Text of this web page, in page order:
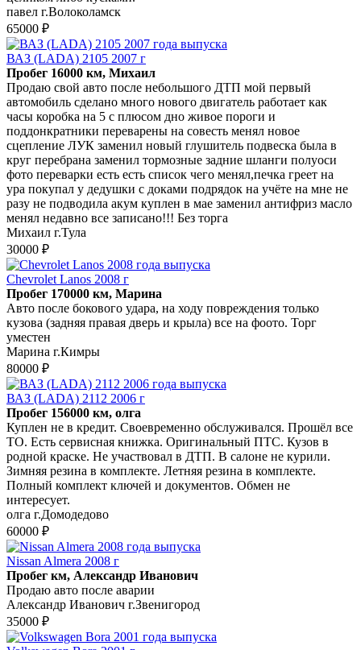
павел г.Волоколамск
65000 ₽
ВАЗ (LADA) 2105 2007 г
Пробег 16000 км, Михаил
Продаю свой авто после небольшого ДТП мой первый
автомобиль сделано много нового двигатель работает как
часы коробка на 5 с плюсом дно живое пороги и
поддонкратники переварены на совесть менял новое
сцепление ЛУК заменил новый глушитель подвеска была в
круг перебрана заменил тормозные задние шланги полуоси
фото переварки есть есть список чего менял,печка греет на
ура покупал у дедушки с доками подрядок на учёте на мне не
разу не подводила акум куплен в мае заменил антифриз масло
менял недавно все записано!!! Без торга
Михаил г.Тула
30000 ₽
Chevrolet Lanos 2008 г
Пробег 170000 км, Марина
Авто после бокового удара, на ходу повреждения только
кузова (задняя правая дверь и крыла) все на фоото. Торг
уместен
Марина г.Кимры
80000 ₽
ВАЗ (LADA) 2112 2006 г
Пробег 156000 км, олга
Куплен не в кредит. Своевременно обслуживался. Прошёл все
ТО. Есть сервисная книжка. Оригинальный ПТС. Кузов в
родной краске. Не участвовал в ДТП. В салоне не курили.
Зимняя резина в комплекте. Летняя резина в комплекте.
Полный комплект ключей и документов. Обмен не
интересует.
олга г.Домодедово
60000 ₽
Nissan Almera 2008 г
Пробег км, Александр Иванович
Продаю авто после аварии
Александр Иванович г.Звенигород
35000 ₽